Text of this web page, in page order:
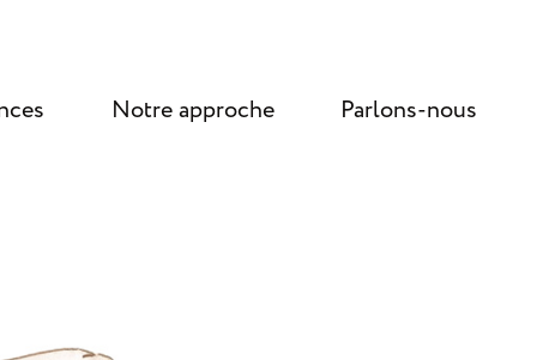
Notre approche Parlons-nous